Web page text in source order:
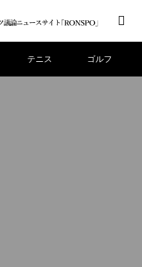
テニス ゴルフ